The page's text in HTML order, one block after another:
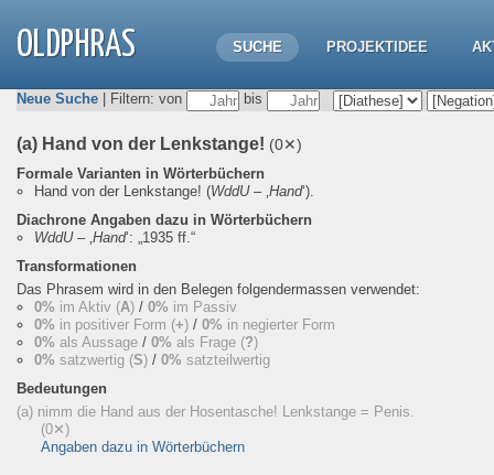
OLDPHRAS SUCHE PROJEKTIDEE
Neue Suche | Filtern: von bis
(a) Hand von der Lenkstange! (0✕)
Formale Varianten in Wörterbüchern
Hand von der Lenkstange! (WddU– ‚Hand‘).
Diachrone Angaben dazu in Wörterbüchern
WddU– ‚Hand‘: „1935 ff.“
Transformationen
Das Phrasem wird in den Belegen folgendermassen verwendet:
0% im Aktiv (A) / 0% im Passiv
0% in positiver Form (+) / 0% in negierter Form
0% als Aussage / 0% als Frage (?)
0% satzwertig (S) / 0% satzteilwertig
Bedeutungen
(a) nimm die Hand aus der Hosentasche! Lenkstange = Penis.
(0✕)
Angaben dazu in Wörterbüchern